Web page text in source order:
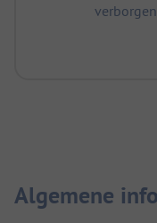
Algemene